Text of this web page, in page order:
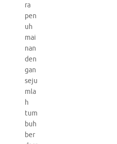
ra
pen
uh
mai
nan
den
gan
seju
mla
h
tum
buh
ber